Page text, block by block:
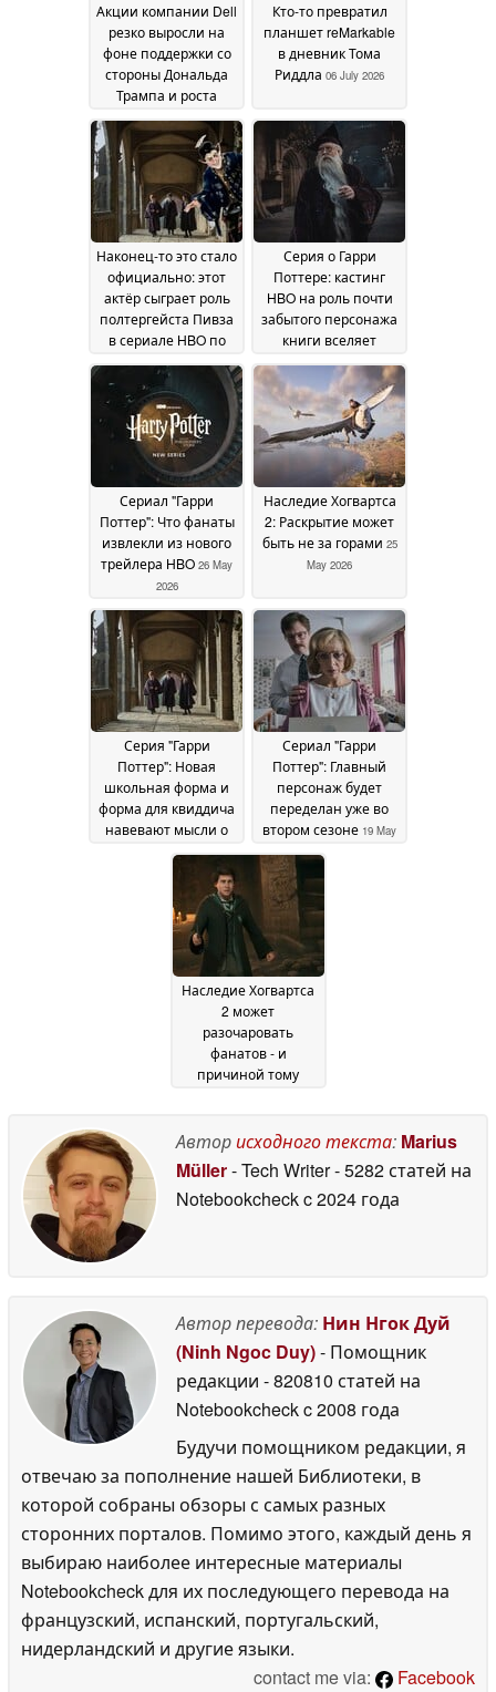
Акции компании Dell
резко выросли на
фоне поддержки со
стороны Дональда
Трампа и роста
искусственного
интеллекта08 July 2026
Кто-то превратил
планшет reMarkable
в дневник Тома
Риддла 06 July 2026
Наконец-то это стало
официально: этот
актёр сыграет роль
полтергейста Пивза
в сериале HBO по
Поттера» 18 June 2026
Серия о Гарри
Поттере: кастинг
HBO на роль почти
забытого персонажа
книги вселяет
экранизацию
15 June
2026
Сериал "Гарри
Поттер": Что фанаты
извлекли из нового
трейлера HBO 26 May
2026
Наследие Хогвартса
2: Раскрытие может
быть не за горами 25
May 2026
Серия "Гарри
Поттер": Новая
школьная форма и
форма для квиддича
навевают мысли о
Сериал "Гарри
Поттер": Главный
персонаж будет
переделан уже во
втором сезоне 19 May
2026
Наследие Хогвартса
2 может
разочаровать
фанатов - и
причиной тому
Авторисходного текста: Marius
Müller- Tech Writer- 5282 статей на
Notebookcheckc 2024 года
Автор перевода: Нин Нгок Дуй
(Ninh Ngoc Duy)- Помощник
редакции - 820810 статей на
Notebookcheckc 2008 года
Будучи помощником редакции, я
отвечаю за пополнение нашей Библиотеки, в
которой собраны обзоры с самых разных
сторонних порталов. Помимо этого, каждый день я
выбираю наиболее интересные материалы
Notebookcheck для их последующего перевода на
французский, испанский, португальский,
нидерландский и другие языки.
contact me via:
Facebook